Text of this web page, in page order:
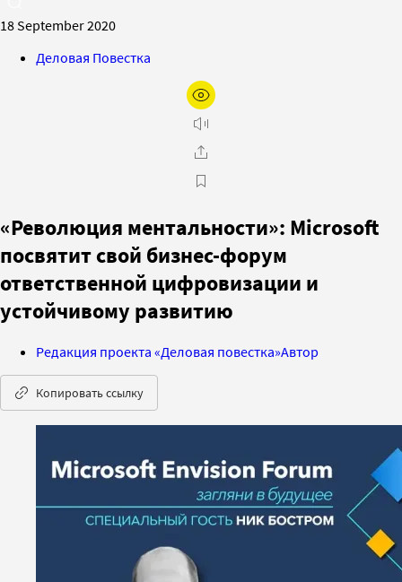
18 September 2020
Деловая Повестка
«Революция ментальности»: Microsoft
посвятит свой бизнес-форум
ответственной цифровизации и
устойчивому развитию
Редакция проекта «Деловая повестка»Автор
Копировать ссылку